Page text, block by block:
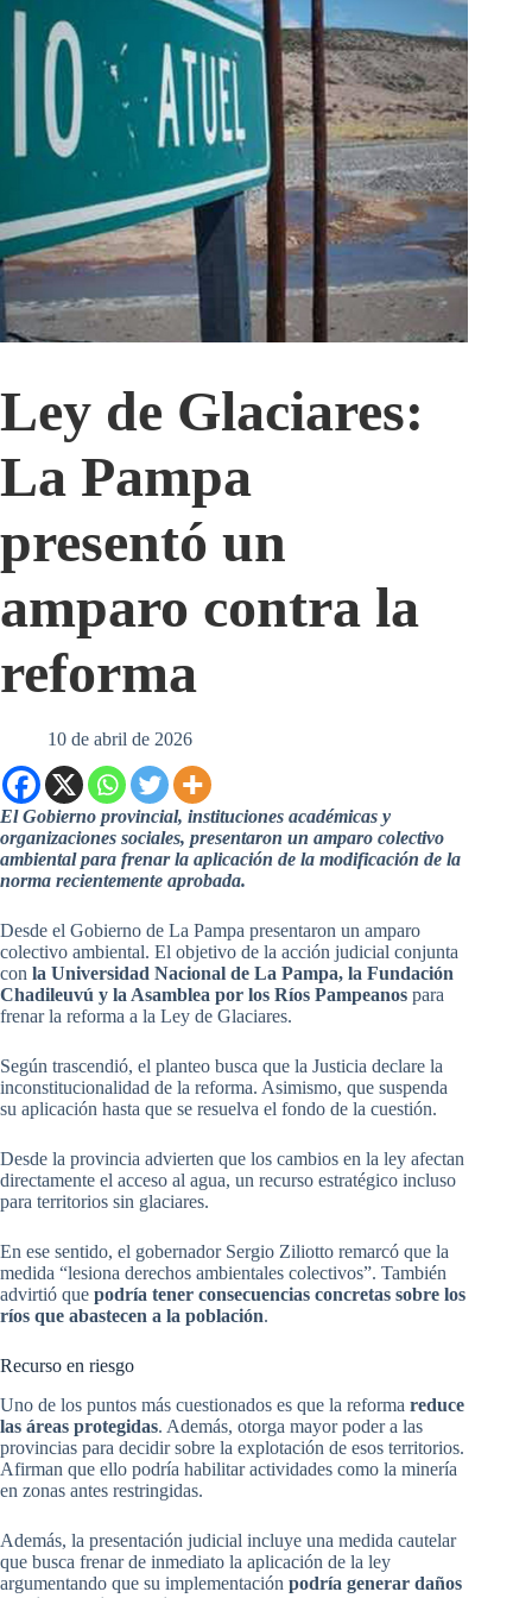
Ley de Glaciares:
La Pampa
presentó un
amparo contra la
reforma
10 de abril de 2026
El Gobierno provincial, instituciones académicas y
organizaciones sociales, presentaron un amparo colectivo
ambiental para frenar la aplicación de la modificación de la
norma recientemente aprobada.
Desde el Gobierno de La Pampa presentaron un amparo
colectivo ambiental. El objetivo de la acción judicial conjunta
con la Universidad Nacional de La Pampa, la Fundación
Chadileuvú y la Asamblea por los Ríos Pampeanos para
frenar la reforma a la Ley de Glaciares.
Según trascendió, el planteo busca que la Justicia declare la
inconstitucionalidad de la reforma. Asimismo, que suspenda
su aplicación hasta que se resuelva el fondo de la cuestión.
Desde la provincia advierten que los cambios en la ley afectan
directamente el acceso al agua, un recurso estratégico incluso
para territorios sin glaciares.
En ese sentido, el gobernador Sergio Ziliotto remarcó que la
medida “lesiona derechos ambientales colectivos”. También
advirtió que podría tener consecuencias concretas sobre los
ríos que abastecen a la población.
Recurso en riesgo
Uno de los puntos más cuestionados es que la reforma reduce
las áreas protegidas. Además, otorga mayor poder a las
provincias para decidir sobre la explotación de esos territorios.
Afirman que ello podría habilitar actividades como la minería
en zonas antes restringidas.
Además, la presentación judicial incluye una medida cautelar
que busca frenar de inmediato la aplicación de la ley
argumentando que su implementación podría generar daños